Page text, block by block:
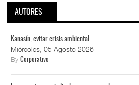
AUTORES
Kanasín, evitar crisis ambiental
Miércoles, 05 Agosto 2026
By Corporativo